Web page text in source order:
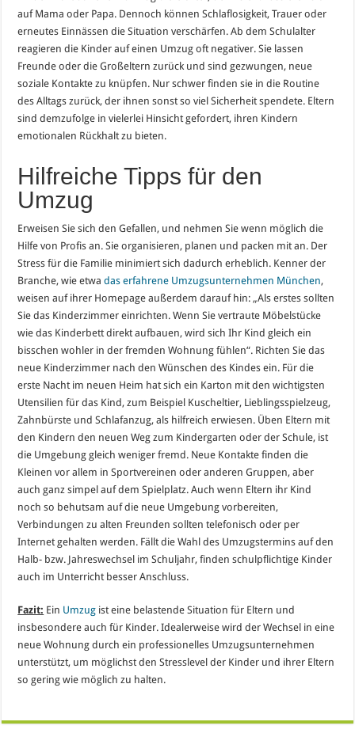
auf Mama oder Papa. Dennoch können Schlaflosigkeit, Trauer oder
erneutes Einnässen die Situation verschärfen. Ab dem Schulalter
reagieren die Kinder auf einen Umzug oft negativer. Sie lassen
Freunde oder die Großeltern zurück und sind gezwungen, neue
soziale Kontakte zu knüpfen. Nur schwer finden sie in die Routine
des Alltags zurück, der ihnen sonst so viel Sicherheit spendete. Eltern
sind demzufolge in vielerlei Hinsicht gefordert, ihren Kindern
emotionalen Rückhalt zu bieten.
Hilfreiche Tipps für den
Umzug
Erweisen Sie sich den Gefallen, und nehmen Sie wenn möglich die
Hilfe von Profis an. Sie organisieren, planen und packen mit an. Der
Stress für die Familie minimiert sich dadurch erheblich. Kenner der
Branche, wie etwadas erfahrene Umzugsunternehmen München,
weisen auf ihrer Homepage außerdem darauf hin: „Als erstes sollten
Sie das Kinderzimmer einrichten. Wenn Sie vertraute Möbelstücke
wie das Kinderbett direkt aufbauen, wird sich Ihr Kind gleich ein
bisschen wohler in der fremden Wohnung fühlen“. Richten Sie das
neue Kinderzimmer nach den Wünschen des Kindes ein. Für die
erste Nacht im neuen Heim hat sich ein Karton mit den wichtigsten
Utensilien für das Kind, zum Beispiel Kuscheltier, Lieblingsspielzeug,
Zahnbürste und Schlafanzug, als hilfreich erwiesen. Üben Eltern mit
den Kindern den neuen Weg zum Kindergarten oder der Schule, ist
die Umgebung gleich weniger fremd. Neue Kontakte finden die
Kleinen vor allem in Sportvereinen oder anderen Gruppen, aber
auch ganz simpel auf dem Spielplatz. Auch wenn Eltern ihr Kind
noch so behutsam auf die neue Umgebung vorbereiten,
Verbindungen zu alten Freunden sollten telefonisch oder per
Internet gehalten werden. Fällt die Wahl des Umzugstermins auf den
Halb- bzw. Jahreswechsel im Schuljahr, finden schulpflichtige Kinder
auch im Unterricht besser Anschluss.
Fazit: Ein Umzug ist eine belastende Situation für Eltern und
insbesondere auch für Kinder. Idealerweise wird der Wechsel in eine
neue Wohnung durch ein professionelles Umzugsunternehmen
unterstützt, um möglichst den Stresslevel der Kinder und ihrer Eltern
so gering wie möglich zu halten.